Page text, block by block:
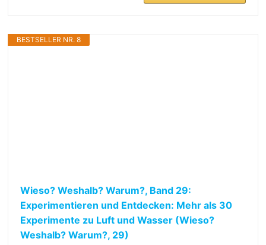
BESTSELLER NR. 8
Wieso? Weshalb? Warum?, Band 29:
Experimentieren und Entdecken: Mehr als 30
Experimente zu Luft und Wasser (Wieso?
Weshalb? Warum?, 29)